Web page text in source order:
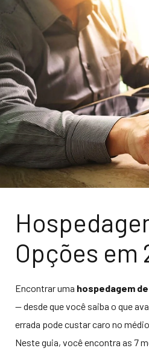
Opções em
Encontrar uma hospedagem
— desde que você saiba o que
errada pode custar caro no
Neste guia, você encontra as 7